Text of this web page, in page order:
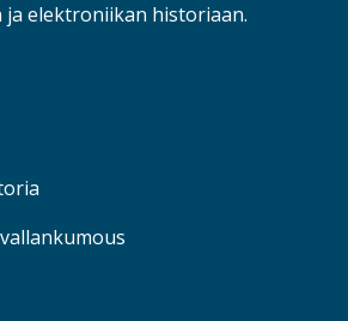
ja elektroniikan historiaan.